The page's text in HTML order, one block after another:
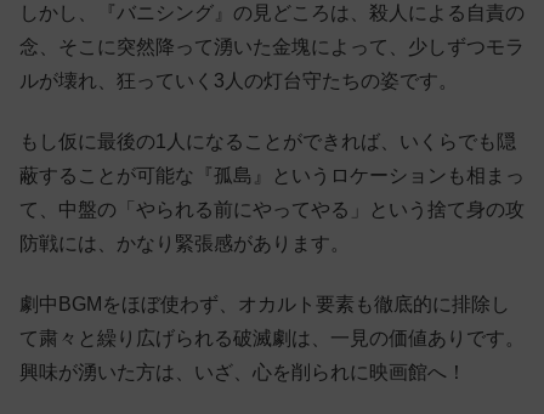
しかし、『バニシング』の見どころは、殺人による自責の
念、そこに突然降って湧いた金塊によって、少しずつモラ
ルが壊れ、狂っていく3人の灯台守たちの姿です。
もし仮に最後の1人になることができれば、いくらでも隠
蔽することが可能な『孤島』というロケーションも相まっ
て、中盤の「やられる前にやってやる」という捨て身の攻
防戦には、かなり緊張感があります。
劇中BGMをほぼ使わず、オカルト要素も徹底的に排除し
て粛々と繰り広げられる破滅劇は、一見の価値ありです。
興味が湧いた方は、いざ、心を削られに映画館へ！